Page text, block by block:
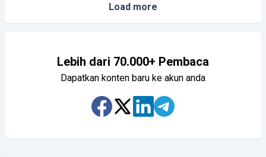
Load more
Lebih dari 70.000+ Pembaca
Dapatkan konten baru ke akun anda